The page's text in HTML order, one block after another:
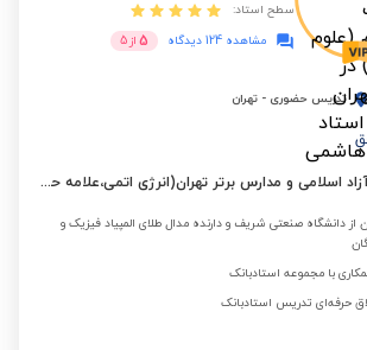
سطح استاد:
مشاهده 124 دیدگاه
5 از 5
تدریس حضوری - تهران
استاد دانشگاه آزاد اسلامی و مدارس برتر تهران(انرژی اتمی،علامه حلی،علامه طباطبایی، سلام و...) به مدت 14 سال
از دانشگاه صنعتی شریف و دارنده مدال طلای المپیاد فیزیک و
با مجموعه استادبانک
حرفه‌ای تدریس استادبانک